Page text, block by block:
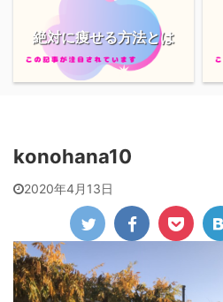
絶対に痩せる方法とは
konohana10
2020年4月13日